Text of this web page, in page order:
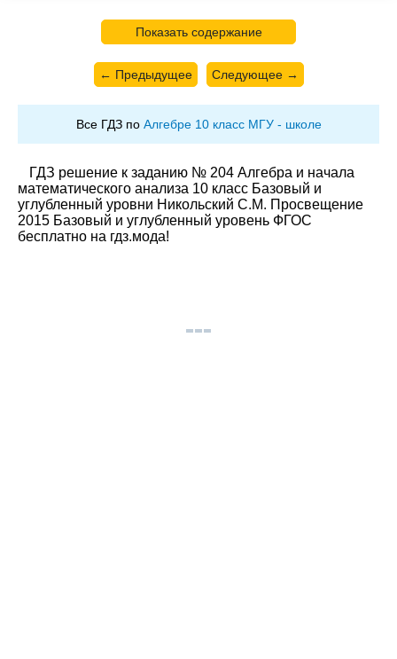
Показать содержание
← Предыдущее Следующее →
Все ГДЗ по Алгебре 10 класс МГУ - школе
ГДЗ решение к заданию № 204 Алгебра и начала
математического анализа 10 класс Базовый и
углубленный уровни Никольский С.М. Просвещение
2015 Базовый и углубленный уровень ФГОС
бесплатно на гдз.мода!